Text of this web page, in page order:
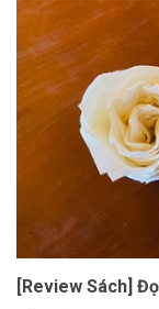
[Review Sách]